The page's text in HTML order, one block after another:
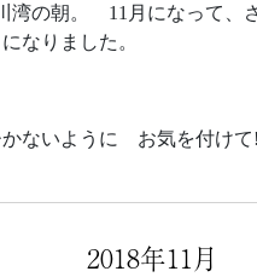
湾の朝。 11月になって、
なりました。
ないように お気を付けて!
2018年11月